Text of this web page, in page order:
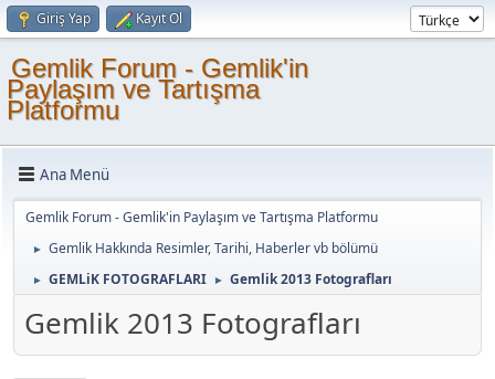
Giriş Yap Kayıt Ol
Gemlik Forum - Gemlik'in
Paylaşım ve Tartışma
Platformu
Ana Menü
Gemlik Forum - Gemlik'in Paylaşım ve Tartışma Platformu
► Gemlik Hakkında Resimler, Tarihi, Haberler vb bölümü
► GEMLiK FOTOGRAFLARI ► Gemlik 2013 Fotografları
Gemlik 2013 Fotografları